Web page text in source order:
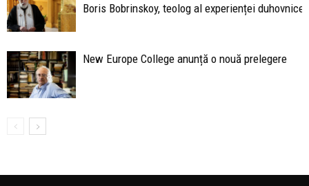
Boris Bobrinskoy, teolog al experienței
New Europe College anunță o nouă prelegere